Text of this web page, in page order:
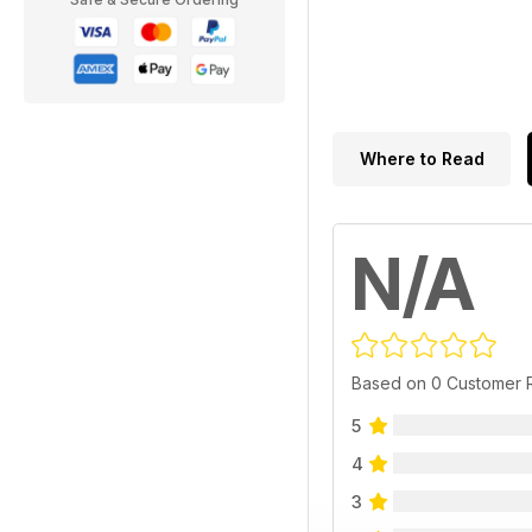
Where to Read
N/A
Based on 0 Customer
5
4
3